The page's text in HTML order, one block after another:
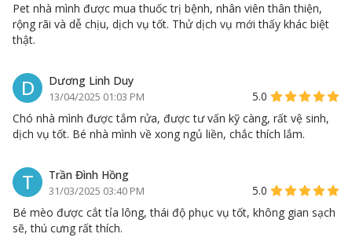
Pet nhà mình được mua thuốc trị bệnh, nhân viên thân thiện,
rộng rãi và dễ chịu, dịch vụ tốt. Thử dịch vụ mới thấy khác biệt
thật.
D Dương Linh Duy
13/04/2025 01:03 PM
5.0
Chó nhà mình được tắm rửa, được tư vấn kỹ càng, rất vệ sinh,
dịch vụ tốt. Bé nhà mình về xong ngủ liền, chắc thích lắm.
T Trần Đình Hồng
31/03/2025 03:40 PM
5.0
Bé mèo được cắt tỉa lông, thái độ phục vụ tốt, không gian sạch
sẽ, thú cưng rất thích.